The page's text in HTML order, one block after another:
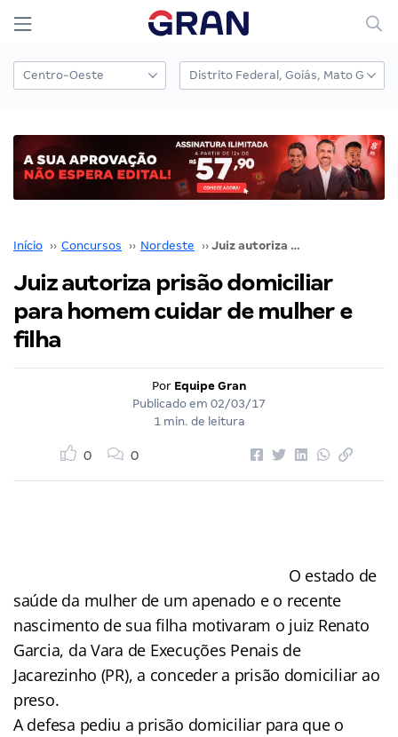
Início ›› Concursos ›› Nordeste ›› Juiz autoriza prisão domiciliar para homem cuidar de mulher e filha
Juiz autoriza prisão domiciliar
para homem cuidar de mulher e
filha
Por Equipe Gran
Publicado em 02/03/17
1 min. de leitura
0 0
O estado de
saúde da mulher de um apenado e o recente
nascimento de sua filha motivaram o juiz Renato
Garcia, da Vara de Execuções Penais de
Jacarezinho (PR), a conceder a prisão domiciliar ao
preso.
A defesa pediu a prisão domiciliar para que o